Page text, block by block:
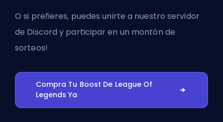
O si prefieres, puedesunirte a nuestro servidor
de Discord y participar en un montón de
sorteos!
Compra Tu Boost De League Of
Legends Ya